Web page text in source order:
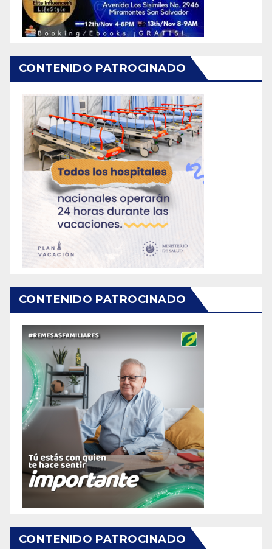
CONTENIDO PATROCINADO
CONTENIDO PATROCINADO
CONTENIDO PATROCINADO